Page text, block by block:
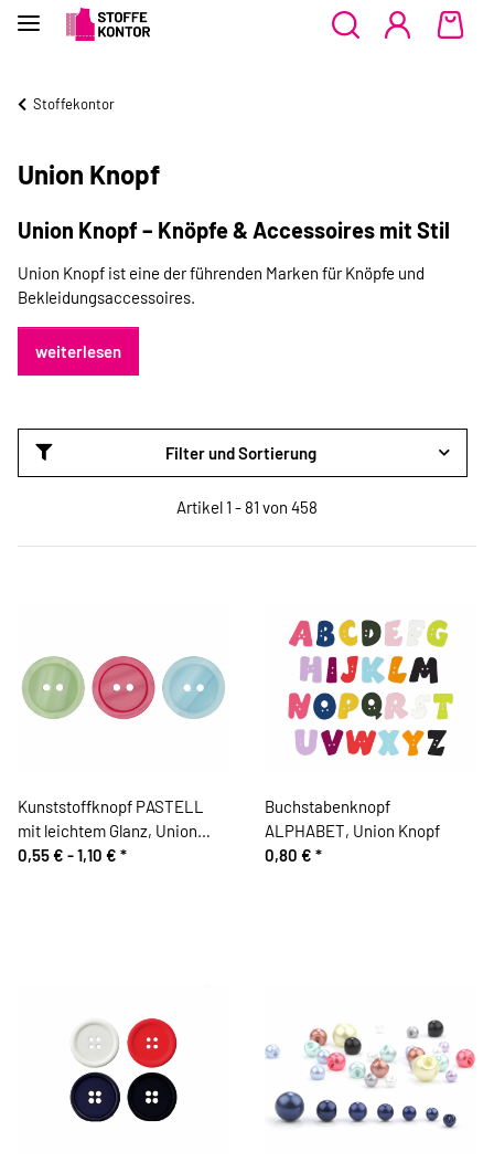
Stoffekontor
Union Knopf
Union Knopf – Knöpfe & Accessoires mit Stil
Union Knopf ist eine der führenden Marken für Knöpfe und
Bekleidungsaccessoires.
weiterlesen
Filter und Sortierung
Artikel 1 - 81 von 458
Kunststoffknopf PASTELL
mit leichtem Glanz, Union
Knopf
0,55 € -1,10 € *
Buchstabenknopf
ALPHABET, Union Knopf
0,80 € *